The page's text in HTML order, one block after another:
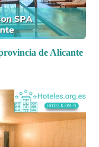
de Alicante